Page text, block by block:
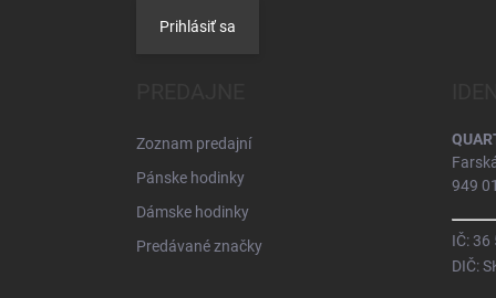
Prihlásiť sa
Zoznam predajní
Pánske hodinky
Dámske hodinky
Predávané značky
949
IČ: 36
DIČ: